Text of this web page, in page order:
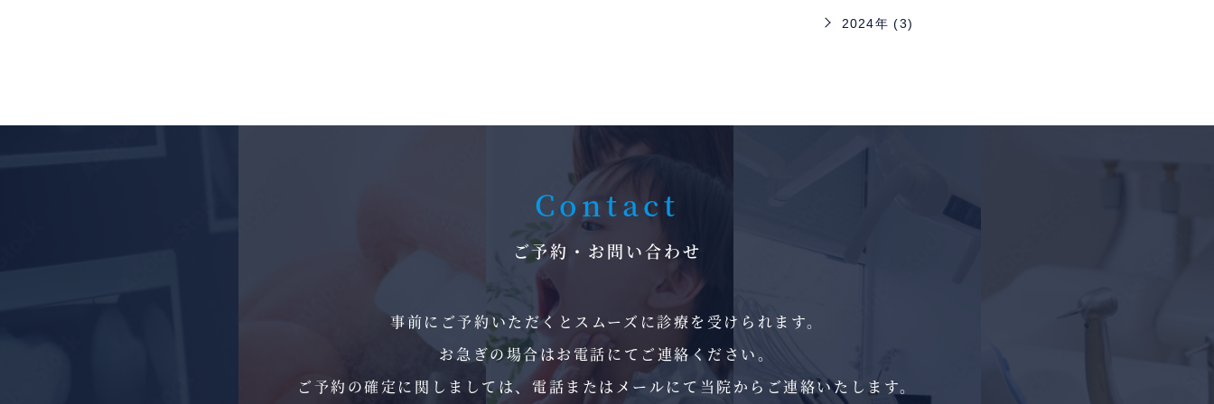
2024年 (3)
Contact
ご予約・お問い合わせ
事前にご予約いただくとスムーズに診療を受けられます。
お急ぎの場合はお電話にてご連絡ください。
ご予約の確定に関しましては、電話またはメールにて当院からご連絡いたします。